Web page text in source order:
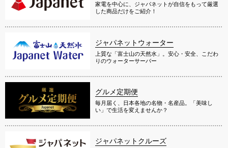
家電を中心に、ジャパネットが自信をもって厳選
した商品だけをご紹介！
ジャパネットウォーター
上質な「富士山の天然水」。安心・安全、こだわ
りのウォーターサーバー
グルメ定期便
毎月届く、日本各地の名物・名産品。「美味し
い」で生活を変えませんか？
ジャパネットクルーズ